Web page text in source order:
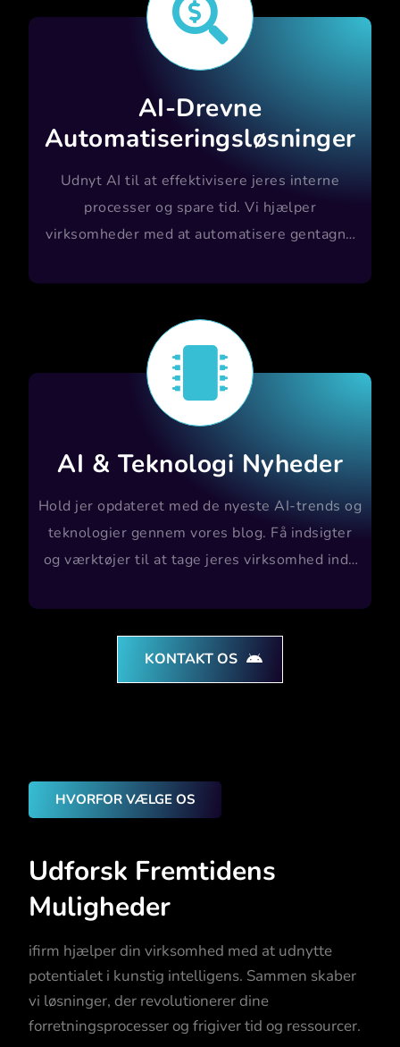

AI-Drevne
Automatiseringsløsninger
Udnyt AI til at effektivisere jeres interne
processer og spare tid. Vi hjælper
virksomheder med at automatisere gentagne

AI & Teknologi Nyheder
Hold jer opdateret med de nyeste AI-trends og
teknologier gennem vores blog. Få indsigter
og værktøjer til at tage jeres virksomhed ind i
KONTAKT OS
HVORFOR VÆLGE OS
Udforsk Fremtidens
Muligheder
ifirm hjælper din virksomhed med at udnytte
potentialet i kunstig intelligens. Sammen skaber
vi løsninger, der revolutionerer dine
forretningsprocesser og frigiver tid og ressourcer.